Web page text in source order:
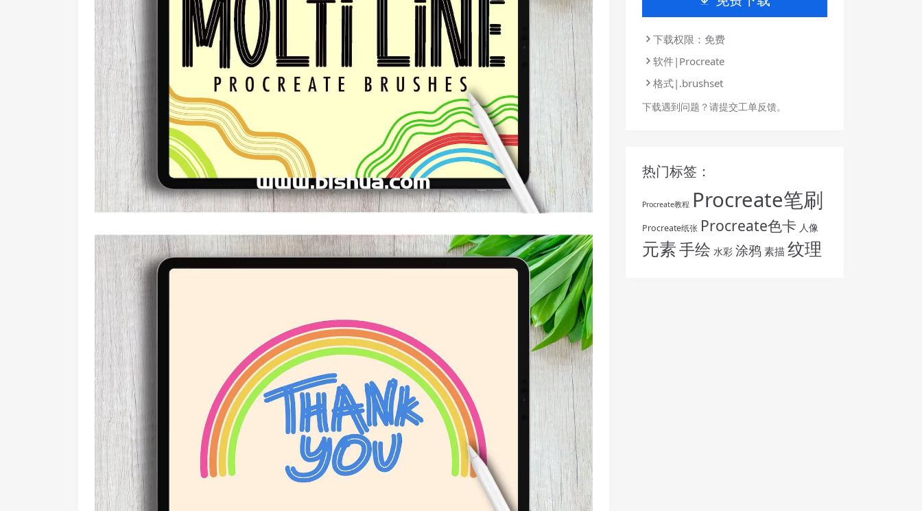
下载权限：免费
软件|Procreate
格式|.brushset
下载遇到问题？请提交工单反馈。
热门标签：
Procreate教程 Procreate笔刷
Procreate纸张 Procreate色卡 人像
元素手绘 水彩 涂鸦 素描 纹理